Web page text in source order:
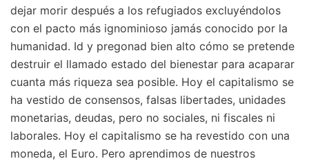
dejar morir después a los refugiados excluyéndolos
con el pacto más ignominioso jamás conocido por la
humanidad. Id y pregonad bien alto cómo se pretende
destruir el llamado estado del bienestar para acaparar
cuanta más riqueza sea posible. Hoy el capitalismo se
ha vestido de consensos, falsas libertades, unidades
monetarias, deudas, pero no sociales, ni fiscales ni
laborales. Hoy el capitalismo se ha revestido con una
moneda, el Euro. Pero aprendimos de nuestros